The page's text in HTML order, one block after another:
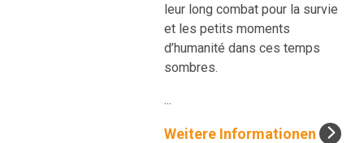
leur long combat pour la survie
et les petits moments
d’humanité dans ces temps
sombres.
...
Weitere Informationen